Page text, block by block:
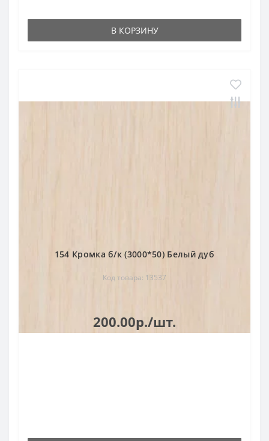
В КОРЗИНУ
154 Кромка б/к (3000*50) Белый дуб
Код товара: 13537
200.00р./шт.